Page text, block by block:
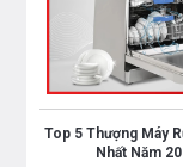
Top 5 Thượng Máy
Nhất Năm